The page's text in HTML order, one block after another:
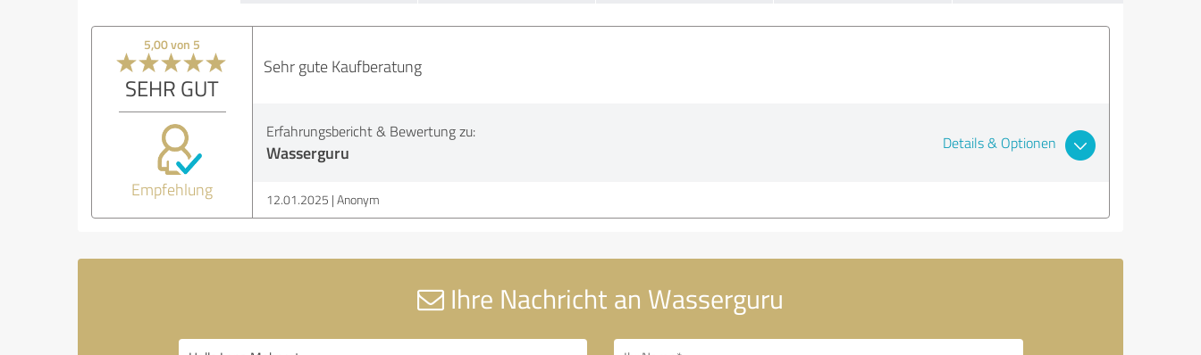
5,00 von 5
SEHR GUT
Empfehlung
Sehr gute Kaufberatung
Erfahrungsbericht & Bewertung zu:
Wasserguru Details & Optionen
12.01.2025 Anonym
Ihre Nachricht an Wasserguru